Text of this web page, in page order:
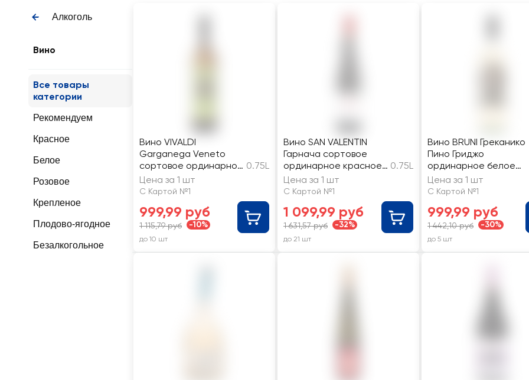
Алкоголь
Вино
Все товары
категории
Рекомендуем
Красное
Белое
Розовое
Крепленое
Плодово-ягодное
Безалкогольное
Вино VIVALDI
Garganega Veneto
сортовое ординарное
белое полусухое
0.75L
Цена за 1 шт
С Картой №1
999,99 руб
1 115,79 руб -10%
до 10 шт
Вино SAN VALENTIN
Гарнача сортовое
ординарное красное
сухое
0.75L
Цена за 1 шт
С Картой №1
1 099,99 руб
1 631,57 руб -32%
до 21 шт
Вино BRUNI Греканико
Пино Гриджо
ординарное белое
полусухое
Цена за 1 шт
С Картой №1
999,99 руб
1 442,10 руб -30%
до 5 шт